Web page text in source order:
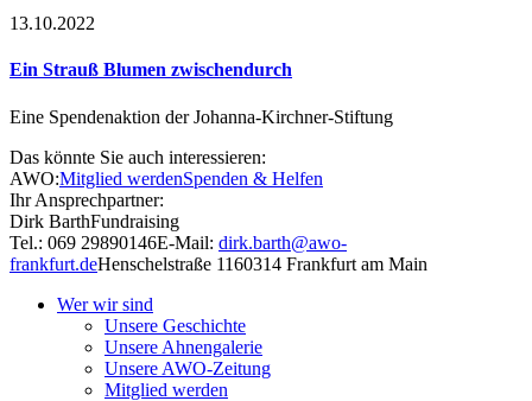
13.10.2022
Ein Strauß Blumen zwischendurch
Eine Spendenaktion der Johanna-Kirchner-Stiftung
Das könnte Sie auch interessieren:
AWO:Mitglied werdenSpenden & Helfen
Ihr Ansprechpartner:
Dirk BarthFundraising
Tel.: 069 29890146E-Mail: dirk.barth@awo-
frankfurt.deHenschelstraße 1160314 Frankfurt am Main
Wer wir sind
Unsere Geschichte
Unsere Ahnengalerie
Unsere AWO-Zeitung
Mitglied werden